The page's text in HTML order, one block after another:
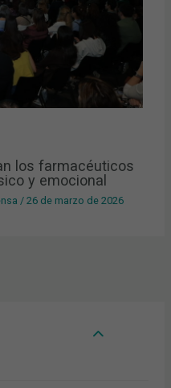
los farmacéuticos
y emocional
/26 de marzo de 2026